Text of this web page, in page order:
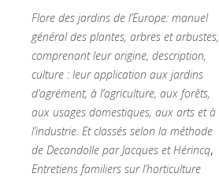
Flore des jardins de l’Europe: manuel
général des plantes, arbres et arbustes,
comprenant leur origine, description,
culture : leur application aux jardins
d’agrément, à l’agriculture, aux forêts,
aux usages domestiques, aux arts et à
l’industrie. Et classés selon la méthode
de Decandolle par Jacques et Hérincq,
Entretiens familiers sur l’horticulture